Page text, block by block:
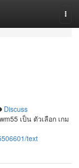
Discuss
เป็น ตัวเลือก เกม
text